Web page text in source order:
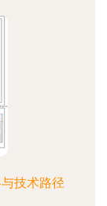
技术路径